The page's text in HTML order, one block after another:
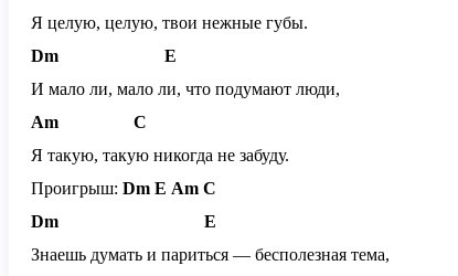
Я целую, целую, твои нежные губы.
Dm
E
И мало ли, мало ли, что подумают люди,
Am
C
Я такую, такую никогда не забуду.
Проигрыш: Dm E Am C
Dm
E
Знаешь думать и париться — бесполезная тема,